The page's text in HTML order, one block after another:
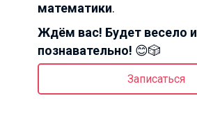
математики.
Ждём вас! Будет весело и
познавательно! 😊🎲
Записаться